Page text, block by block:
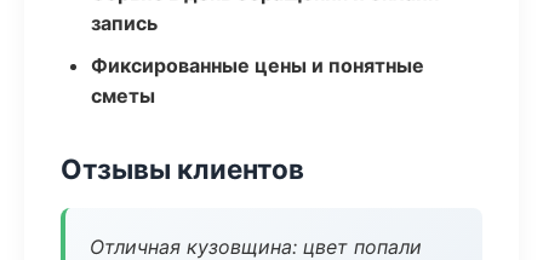
запись
Фиксированные цены и понятные
сметы
Отзывы клиентов
Отличная кузовщина: цвет попали